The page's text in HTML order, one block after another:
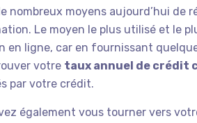
nombreux moyens aujourd’hui de
Le moyen le plus utilisé et le
en ligne, car en fournissant
votre taux annuel de crédit
par votre crédit.
également vous tourner vers